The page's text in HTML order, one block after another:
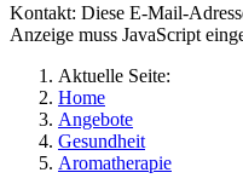
Kontakt: Diese E-Mail-
Anzeige muss JavaScript
Aktuelle Seite:
Home
Angebote
Gesundheit
Aromatherapie